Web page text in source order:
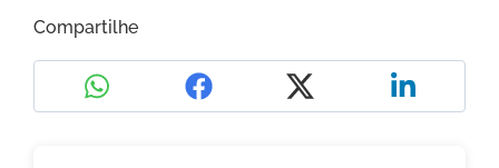
Compartilhe